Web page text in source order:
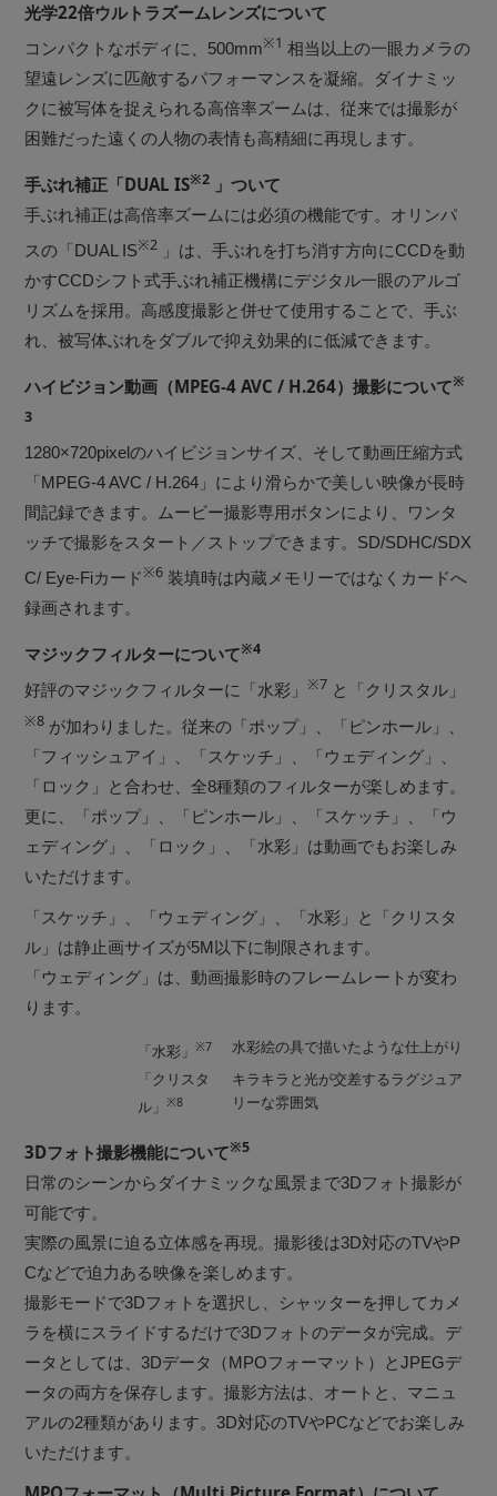
光学22倍ウルトラズームレンズについて
コンパクトなボディに、500mm※1 相当以上の一眼カメラの
望遠レンズに匹敵するパフォーマンスを凝縮。ダイナミッ
クに被写体を捉えられる高倍率ズームは、従来では撮影が
困難だった遠くの人物の表情も高精細に再現します。
手ぶれ補正「DUAL IS※2 」ついて
手ぶれ補正は高倍率ズームには必須の機能です。オリンパ
スの「DUAL IS※2 」は、手ぶれを打ち消す方向にCCDを動
かすCCDシフト式手ぶれ補正機構にデジタル一眼のアルゴ
リズムを採用。高感度撮影と併せて使用することで、手ぶ
れ、被写体ぶれをダブルで抑え効果的に低減できます。
ハイビジョン動画（MPEG-4 AVC / H.264）撮影について※
3
1280×720pixelのハイビジョンサイズ、そして動画圧縮方式
「MPEG-4 AVC / H.264」により滑らかで美しい映像が長時
間記録できます。ムービー撮影専用ボタンにより、ワンタ
ッチで撮影をスタート／ストップできます。SD/SDHC/SDX
C/ Eye-Fiカード※6 装填時は内蔵メモリーではなくカードへ
録画されます。
マジックフィルターについて※4
好評のマジックフィルターに「水彩」 ※7 と「クリスタル」
※8 が加わりました。従来の「ポップ」、「ピンホール」、
「フィッシュアイ」、「スケッチ」、「ウェディング」、
「ロック」と合わせ、全8種類のフィルターが楽しめます。
更に、「ポップ」、「ピンホール」、「スケッチ」、「ウ
ェディング」、「ロック」、「水彩」は動画でもお楽しみ
いただけます。
「スケッチ」、「ウェディング」、「水彩」と「クリスタ
ル」は静止画サイズが5M以下に制限されます。
「ウェディング」は、動画撮影時のフレームレートが変わ
ります。
「水彩」※7
水彩絵の具で描いたような仕上がり
「クリスタ
ル」※8
キラキラと光が交差するラグジュア
リーな雰囲気
3Dフォト撮影機能について※5
日常のシーンからダイナミックな風景まで3Dフォト撮影が
可能です。
実際の風景に迫る立体感を再現。撮影後は3D対応のTVやP
Cなどで迫力ある映像を楽しめます。
撮影モードで3Dフォトを選択し、シャッターを押してカメ
ラを横にスライドするだけで3Dフォトのデータが完成。デ
ータとしては、3Dデータ（MPOフォーマット）とJPEGデ
ータの両方を保存します。撮影方法は、オートと、マニュ
アルの2種類があります。3D対応のTVやPCなどでお楽しみ
いただけます。